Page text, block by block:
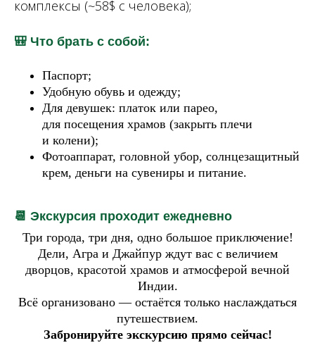
комплексы (~58$ с человека);
🎒 Что брать с собой:
Паспорт;
Удобную обувь и одежду;
Для девушек: платок или парео,
для посещения храмов (закрыть плечи
и колени);
Фотоаппарат, головной убор, солнцезащитный
крем, деньги на сувениры и питание.
📆 Экскурсия проходит ежедневно
Три города, три дня, одно большое приключение!
Дели, Агра и Джайпур ждут вас с величием
дворцов, красотой храмов и атмосферой вечной
Индии.
Всё организовано — остаётся только наслаждаться
путешествием.
Забронируйте экскурсию прямо сейчас!